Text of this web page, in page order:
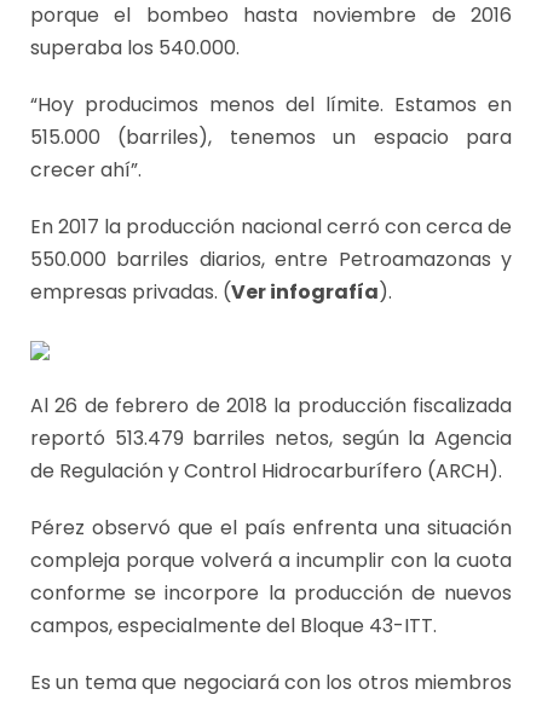
porque el bombeo hasta noviembre de 2016
superaba los 540.000.
“Hoy producimos menos del límite. Estamos en
515.000 (barriles), tenemos un espacio para
crecer ahí”.
En 2017 la producción nacional cerró con cerca de
550.000 barriles diarios, entre Petroamazonas y
empresas privadas. (Ver infografía).
Al 26 de febrero de 2018 la producción fiscalizada
reportó 513.479 barriles netos, según la Agencia
de Regulación y Control Hidrocarburífero (ARCH).
Pérez observó que el país enfrenta una situación
compleja porque volverá a incumplir con la cuota
conforme se incorpore la producción de nuevos
campos, especialmente del Bloque 43-ITT.
Es un tema que negociará con los otros miembros